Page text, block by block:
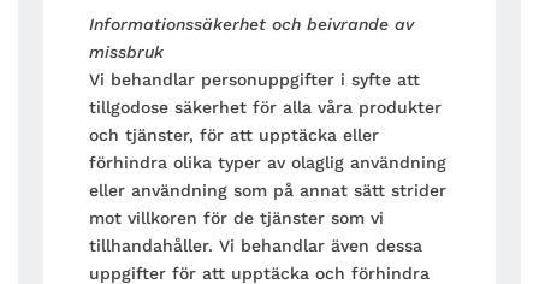
Informationssäkerhet och beivrande av
missbruk
Vi behandlar personuppgifter i syfte att
tillgodose säkerhet för alla våra produkter
och tjänster, för att upptäcka eller
förhindra olika typer av olaglig användning
eller användning som på annat sätt strider
mot villkoren för de tjänster som vi
tillhandahåller. Vi behandlar även dessa
uppgifter för att upptäcka och förhindra